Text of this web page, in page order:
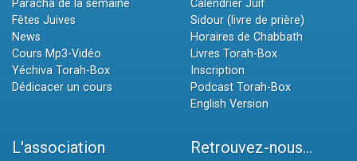
Paracha de la semaine
Fêtes Juives
News
Cours Mp3-Vidéo
Yéchiva Torah-Box
Dédicacer un cours
Calendrier Juif
Sidour (livre de prière)
Horaires de Chabbath
Livres Torah-Box
Inscription
Podcast Torah-Box
English Version
L'association Retrouvez-nous...